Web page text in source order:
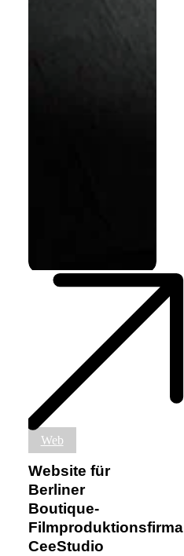
Website
für
Berliner
Boutique-
Filmproduktionsfirma
CeeStudio
Web
Website für
Berliner
Boutique-
Filmproduktionsfirma
CeeStudio